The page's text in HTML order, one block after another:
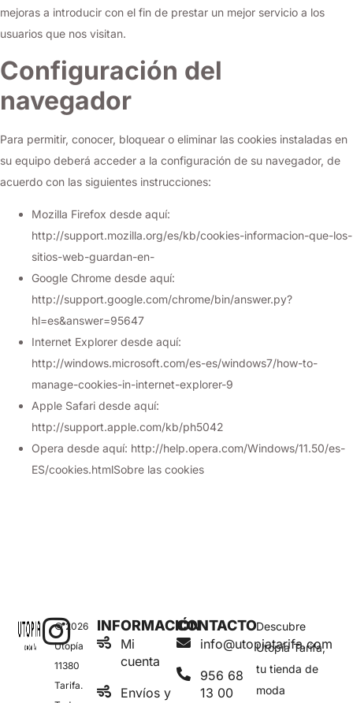
mejoras a introducir con el fin de prestar un mejor servicio a los
usuarios que nos visitan.
Configuración del
navegador
Para permitir, conocer, bloquear o eliminar las cookies instaladas en
su equipo deberá acceder a la configuración de su navegador, de
acuerdo con las siguientes instrucciones:
Mozilla Firefox desde aquí:
http://support.mozilla.org/es/kb/cookies-informacion-que-los-
sitios-web-guardan-en-
Google Chrome desde aquí:
http://support.google.com/chrome/bin/answer.py?
hl=es&answer=95647
Internet Explorer desde aquí:
http://windows.microsoft.com/es-es/windows7/how-to-
manage-cookies-in-internet-explorer-9
Apple Safari desde aquí:
http://support.apple.com/kb/ph5042
Opera desde aquí: http://help.opera.com/Windows/11.50/es-
ES/cookies.htmlSobre las cookies
© 2026
Utopía
11380
Tarifa.
Descubre
Utopía Tarifa,
tu tienda de
moda
CONTACTO
info@utopiatarifa.com
956 68
13 00
INFORMACIÓN
Mi
cuenta
Envíos y